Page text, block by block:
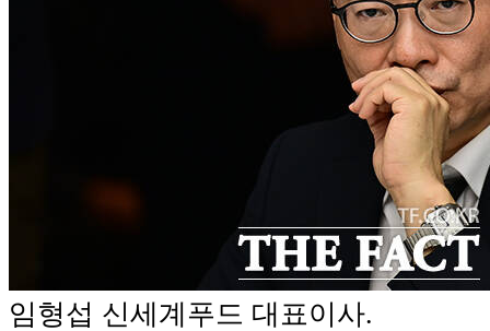
임형섭 신세계푸드 대표이사.